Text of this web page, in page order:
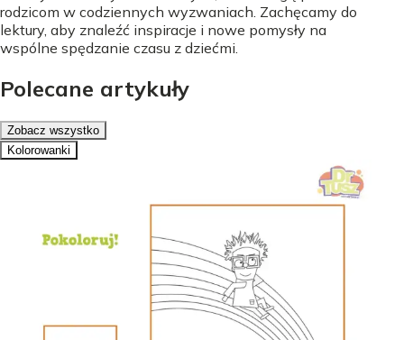
rodzicom w codziennych wyzwaniach. Zachęcamy do
lektury, aby znaleźć inspiracje i nowe pomysły na
wspólne spędzanie czasu z dziećmi.
Polecane artykuły
Zobacz wszystko
Kolorowanki